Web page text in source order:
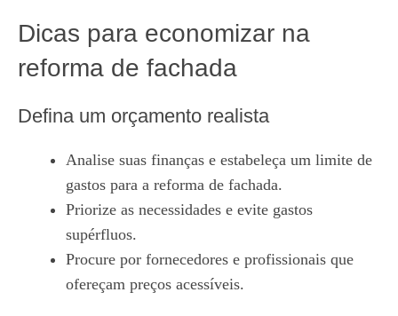
Dicas para economizar na
reforma de fachada
Defina um orçamento realista
Analise suas finanças e estabeleça um limite de
gastos para a reforma de fachada.
Priorize as necessidades e evite gastos
supérfluos.
Procure por fornecedores e profissionais que
ofereçam preços acessíveis.